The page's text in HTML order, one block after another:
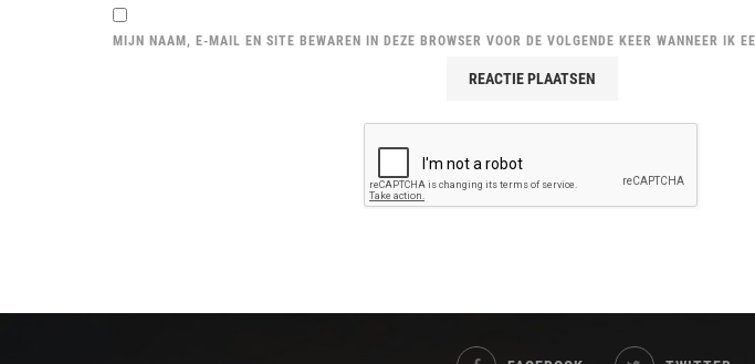
MIJN NAAM, E-MAIL EN SITE BEWAREN IN DEZE BROWSER VOOR DE VOLGENDE KEER WANNEER IK